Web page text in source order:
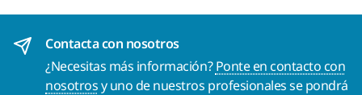
Contacta con nosotros
¿Necesitas más información?Ponte en contacto con
nosotrosy uno de nuestros profesionales se pondrá